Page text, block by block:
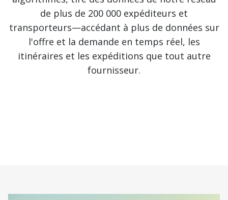
de plus de 200 000 expéditeurs et
transporteurs—accédant à plus de données sur
l'offre et la demande en temps réel, les
itinéraires et les expéditions que tout autre
fournisseur.